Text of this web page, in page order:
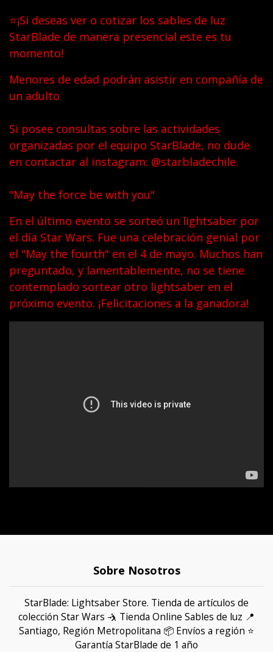
⭐¡Si deseas ver o cotizar los sables de luz
StarBlade de manera presencial este es tu
momento!
Menores de edad podrán asistir en compañía de
un adulto
Si posee consultas sobre las actividades
organizadas por el equipo StarBlade, no dude
en contactar al instagram: @starbladechile.
"May the force be with you"
En el último evento se sorteó un lightsaber por
el día Star Wars. Fue una celebración genial por
el "May the fourth" en el 4 de mayo. Muchos han
preguntado, y lamentablemente, no se tiene
contemplado sortear otro lightsaber en el
próximo evento. ¡Felicitaciones a la ganadora!
Sobre Nosotros
StarBlade: Lightsaber Store. Tienda de artículos de
colección Star Wars 🤺 Tienda Online Sables de luz 📍
Santiago, Región Metropolitana 📦 Envíos a región ⭐
Garantía StarBlade de 1 año